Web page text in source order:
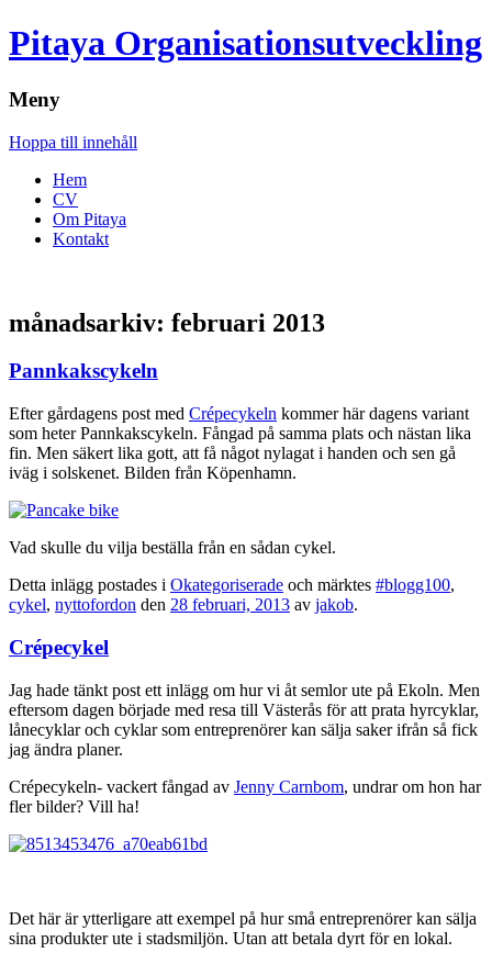
Pitaya Organisationsutveckling
Meny
Hoppa till innehåll
Hem
CV
Om Pitaya
Kontakt
månadsarkiv: februari 2013
Pannkakscykeln
Efter gårdagens post med Crépecykeln kommer här dagens variant
som heter Pannkakscykeln. Fångad på samma plats och nästan lika
fin. Men säkert lika gott, att få något nylagat i handen och sen gå
iväg i solskenet. Bilden från Köpenhamn.
Vad skulle du vilja beställa från en sådan cykel.
Detta inlägg postades i Okategoriserade och märktes #blogg100,
cykel, nyttofordon den 28 februari, 2013 av jakob.
Crépecykel
Jag hade tänkt post ett inlägg om hur vi åt semlor ute på Ekoln. Men
eftersom dagen började med resa till Västerås för att prata hyrcyklar,
lånecyklar och cyklar som entreprenörer kan sälja saker ifrån så fick
jag ändra planer.
Crépecykeln- vackert fångad av Jenny Carnbom, undrar om hon har
fler bilder? Vill ha!
Det här är ytterligare att exempel på hur små entreprenörer kan sälja
sina produkter ute i stadsmiljön. Utan att betala dyrt för en lokal.